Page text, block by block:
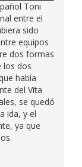
Toni
entre el
sido
equipos
dos formas
los dos
había
del Vita
se quedó
ida, y el
ya que